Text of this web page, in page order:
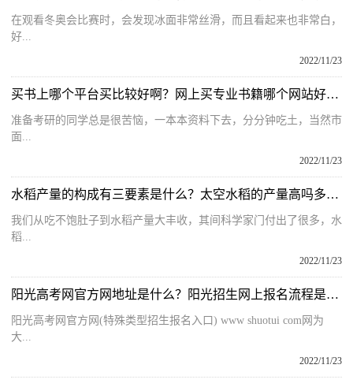
在观看冬奥会比赛时，会发现冰面非常丝滑，而且看起来也非常白，
好...
2022/11/23
买书上哪个平台买比较好啊？网上买专业书籍哪个网站好用一些呢？
准备考研的同学总是很苦恼，一本本资料下去，分分钟吃土，当然市
面...
2022/11/23
水稻产量的构成有三要素是什么？太空水稻的产量高吗多少公斤呢？
我们从吃不饱肚子到水稻产量大丰收，其间科学家门付出了很多，水
稻...
2022/11/23
阳光高考网官方网地址是什么？阳光招生网上报名流程是什么呢？
阳光高考网官方网(特殊类型招生报名入口) www shuotui com网为
大...
2022/11/23